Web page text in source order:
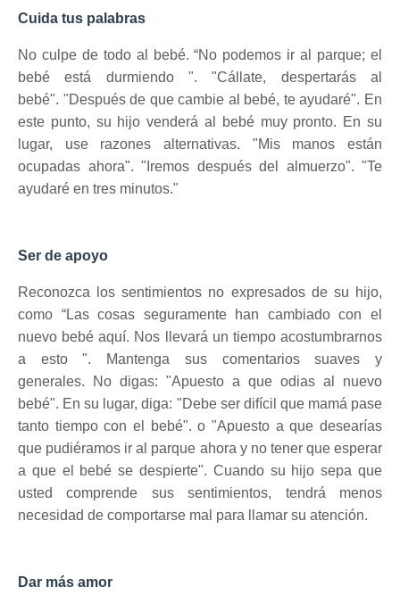
Cuida tus palabras
No culpe de todo al bebé.“No podemos ir al parque;el
bebé está durmiendo "."Cállate, despertarás al
bebé". "Después de que cambie al bebé, te ayudaré". En
este punto, su hijo venderá al bebé muy pronto. En su
lugar, use razones alternativas. "Mis manos están
ocupadas ahora". "Iremos después del almuerzo". "Te
ayudaré en tres minutos."
Ser de apoyo
Reconozca los sentimientos no expresados ​​de su hijo,
como “Las cosas seguramente han cambiado con el
nuevo bebé aquí. Nos llevará un tiempo acostumbrarnos
a esto ".
Mantenga sus comentarios suaves y
generales.
No digas: "Apuesto a que odias al nuevo
bebé". En su lugar, diga: "Debe ser difícil que mamá pase
tanto tiempo con el bebé".o "Apuesto a que desearías
que pudiéramos ir al parque ahora y no tener que esperar
a que el bebé se despierte". Cuando su hijo sepa que
usted comprende sus sentimientos, tendrá menos
necesidad de comportarse mal para llamar su atención.
Dar más amor